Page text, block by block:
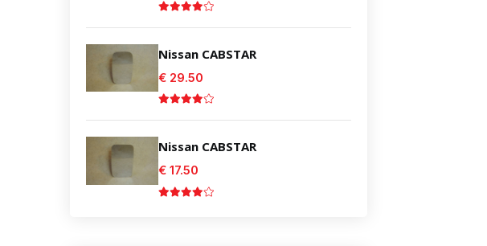
Nissan CABSTAR
€ 29.50
Nissan CABSTAR
€ 17.50